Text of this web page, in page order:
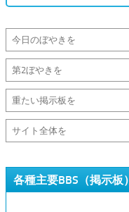
各種主要BBS（掲示板）